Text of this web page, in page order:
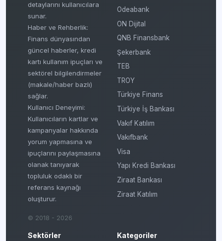
detaylarını kullanıcılara
sunar.
Haber ve Rehberlik:
Finans dünyasından
güncel haberler, kredi
kartı kullanım ipuçları ve
sektörel bilgilendirmeler
(makale/haber bazlı)
sağlar.
Kullanıcı Deneyimi:
Kullanıcıların kartlar ve
kampanyalar hakkında
yorum yapmasına ve
ipuçlarını paylaşmasına
olanak tanıyarak
topluluk odaklı bir
referans kaynağı
oluşturur.
© 2018 - 2026
Odeabank
ON Dijital
QNB Finansbank
Şekerbank
TEB
TROY
Türkiye Finans
Türkiye İş Bankası
Vakıf Katılım
Vakıfbank
Visa
Yapı Kredi Bankası
Ziraat Bankası
Ziraat Katılım
Sektörler Kategoriler